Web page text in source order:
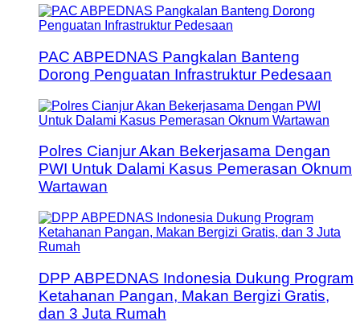
PAC ABPEDNAS Pangkalan Banteng
Dorong Penguatan Infrastruktur Pedesaan
Polres Cianjur Akan Bekerjasama Dengan
PWI Untuk Dalami Kasus Pemerasan Oknum
Wartawan
DPP ABPEDNAS Indonesia Dukung Program
Ketahanan Pangan, Makan Bergizi Gratis,
dan 3 Juta Rumah